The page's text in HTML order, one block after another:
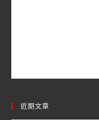
近期文章